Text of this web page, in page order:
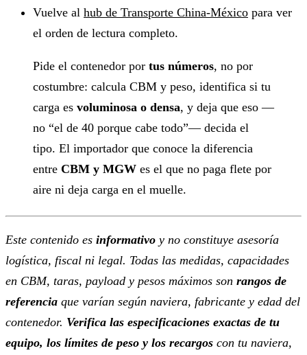
Vuelve al hub de Transporte China-México para ver
el orden de lectura completo.
Pide el contenedor por tus números, no por
costumbre: calcula CBM y peso, identifica si tu
carga es voluminosa o densa, y deja que eso —
no “el de 40 porque cabe todo”— decida el
tipo. El importador que conoce la diferencia
entre CBM y MGW es el que no paga flete por
aire ni deja carga en el muelle.
Este contenido es informativo y no constituye asesoría
logística, fiscal ni legal. Todas las medidas, capacidades
en CBM, taras, payload y pesos máximos son rangos de
referencia que varían según naviera, fabricante y edad del
contenedor. Verifica las especificaciones exactas de tu
equipo, los límites de peso y los recargos con tu naviera,